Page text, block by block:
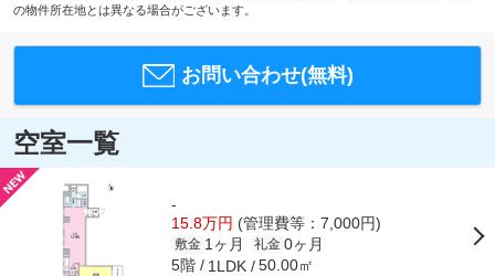
の物件所在地とは異なる場合がございます。
お問い合わせ(無料)
空室一覧
-
15.8万円 (管理費等：7,000円)
敷金 1ヶ月 礼金 0ヶ月
5階 1LDK 50.00㎡